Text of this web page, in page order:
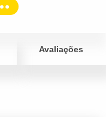
Avaliações